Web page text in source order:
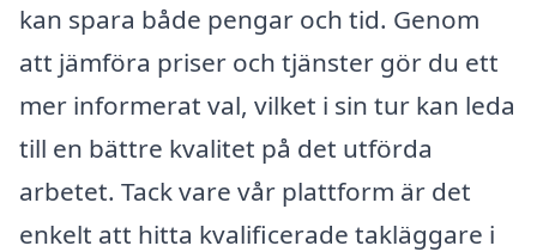
kan spara både pengar och tid. Genom
att jämföra priser och tjänster gör du ett
mer informerat val, vilket i sin tur kan leda
till en bättre kvalitet på det utförda
arbetet. Tack vare vår plattform är det
enkelt att hitta kvalificerade takläggare i